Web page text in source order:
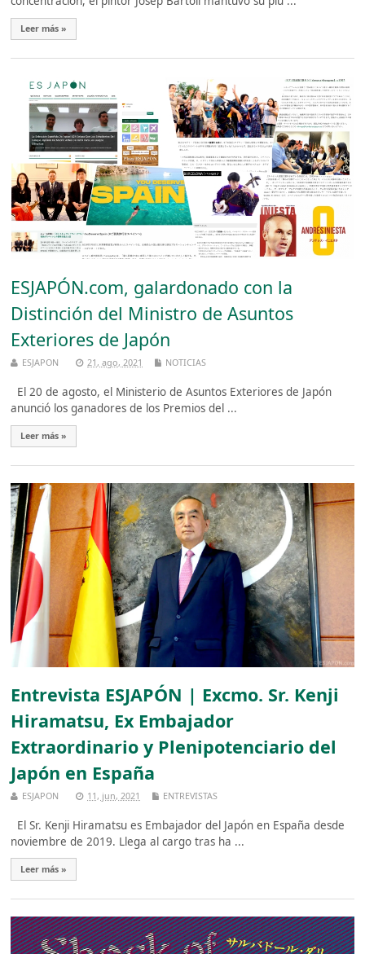
Leer más »
ESJAPÓN.com, galardonado con la
Distinción del Ministro de Asuntos
Exteriores de Japón
ESJAPON 21, ago, 2021 NOTICIAS
El 20 de agosto, el Ministerio de Asuntos Exteriores de Japón
anunció los ganadores de los Premios del ...
Leer más »
Entrevista ESJAPÓN | Excmo. Sr. Kenji
Hiramatsu, Ex Embajador
Extraordinario y Plenipotenciario del
Japón en España
ESJAPON 11, jun, 2021 ENTREVISTAS
El Sr. Kenji Hiramatsu es Embajador del Japón en España desde
noviembre de 2019. Llega al cargo tras ha ...
Leer más »